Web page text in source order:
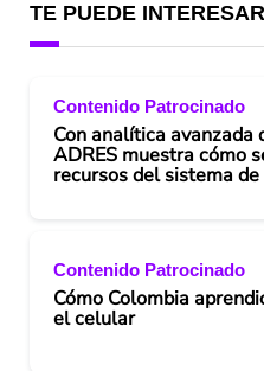
TE PUEDE INTERESAR
Contenido Patrocinado
Con analítica avanzada
ADRES muestra cómo
recursos del sistema
Contenido Patrocinado
Cómo Colombia
el celular